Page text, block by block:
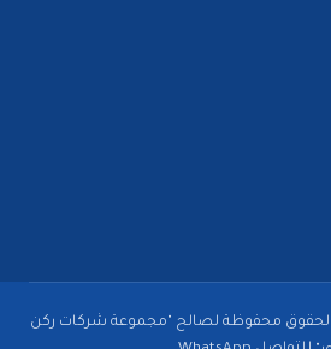
2026 © جميع الحقوق محفوظة لصالح "مجموعة شركات ركن